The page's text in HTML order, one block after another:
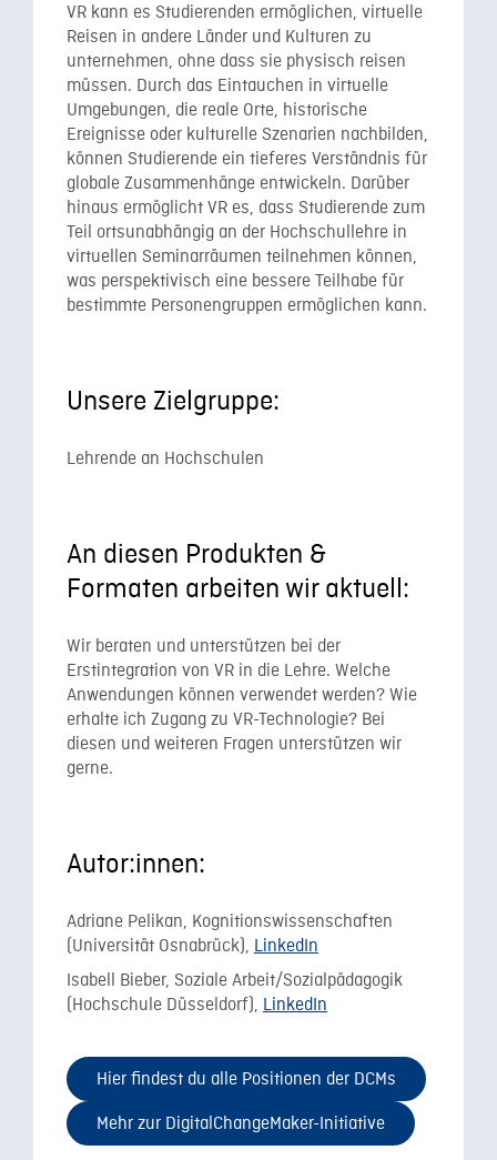
VR kann es Studierenden ermöglichen, virtuelle
Reisen in andere Länder und Kulturen zu
unternehmen, ohne dass sie physisch reisen
müssen. Durch das Eintauchen in virtuelle
Umgebungen, die reale Orte, historische
Ereignisse oder kulturelle Szenarien nachbilden,
können Studierende ein tieferes Verständnis für
globale Zusammenhänge entwickeln. Darüber
hinaus ermöglicht VR es, dass Studierende zum
Teil ortsunabhängig an der Hochschullehre in
virtuellen Seminarräumen teilnehmen können,
was perspektivisch eine bessere Teilhabe für
bestimmte Personengruppen ermöglichen kann.
Unsere Zielgruppe:
Lehrende an Hochschulen
An diesen Produkten &
Formaten arbeiten wir aktuell:
Wir beraten und unterstützen bei der
Erstintegration von VR in die Lehre. Welche
Anwendungen können verwendet werden? Wie
erhalte ich Zugang zu VR-Technologie? Bei
diesen und weiteren Fragen unterstützen wir
gerne.
Autor:innen:
Adriane Pelikan, Kognitionswissenschaften
(Universität Osnabrück), LinkedIn
Isabell Bieber, Soziale Arbeit/Sozialpädagogik
(Hochschule Düsseldorf), LinkedIn
Hier findest du alle Positionen der DCMs
Mehr zur DigitalChangeMaker-Initiative